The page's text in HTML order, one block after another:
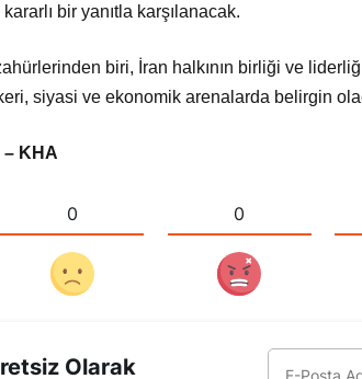
bir yanıtla karşılanacak.
biri, İran halkının birliği ve
siyasi ve ekonomik arenalarda belirgin
– KHA
0 0
Olarak